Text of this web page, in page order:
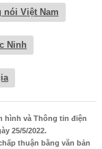
nói Việt Nam
Ninh
hình và Thông tin điện
25/5/2022.
thuận bằng văn bản